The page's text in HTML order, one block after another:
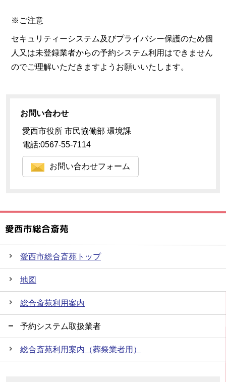
※ご注意
セキュリティーシステム及びプライバシー保護のため個
人又は未登録業者からの予約システム利用はできません
のでご理解いただきますようお願いいたします。
お問い合わせ
愛西市役所 市民協働部 環境課
電話:0567-55-7114
お問い合わせフォーム
愛西市総合斎苑
愛西市総合斎苑トップ
地図
総合斎苑利用案内
予約システム取扱業者
総合斎苑利用案内（葬祭業者用）